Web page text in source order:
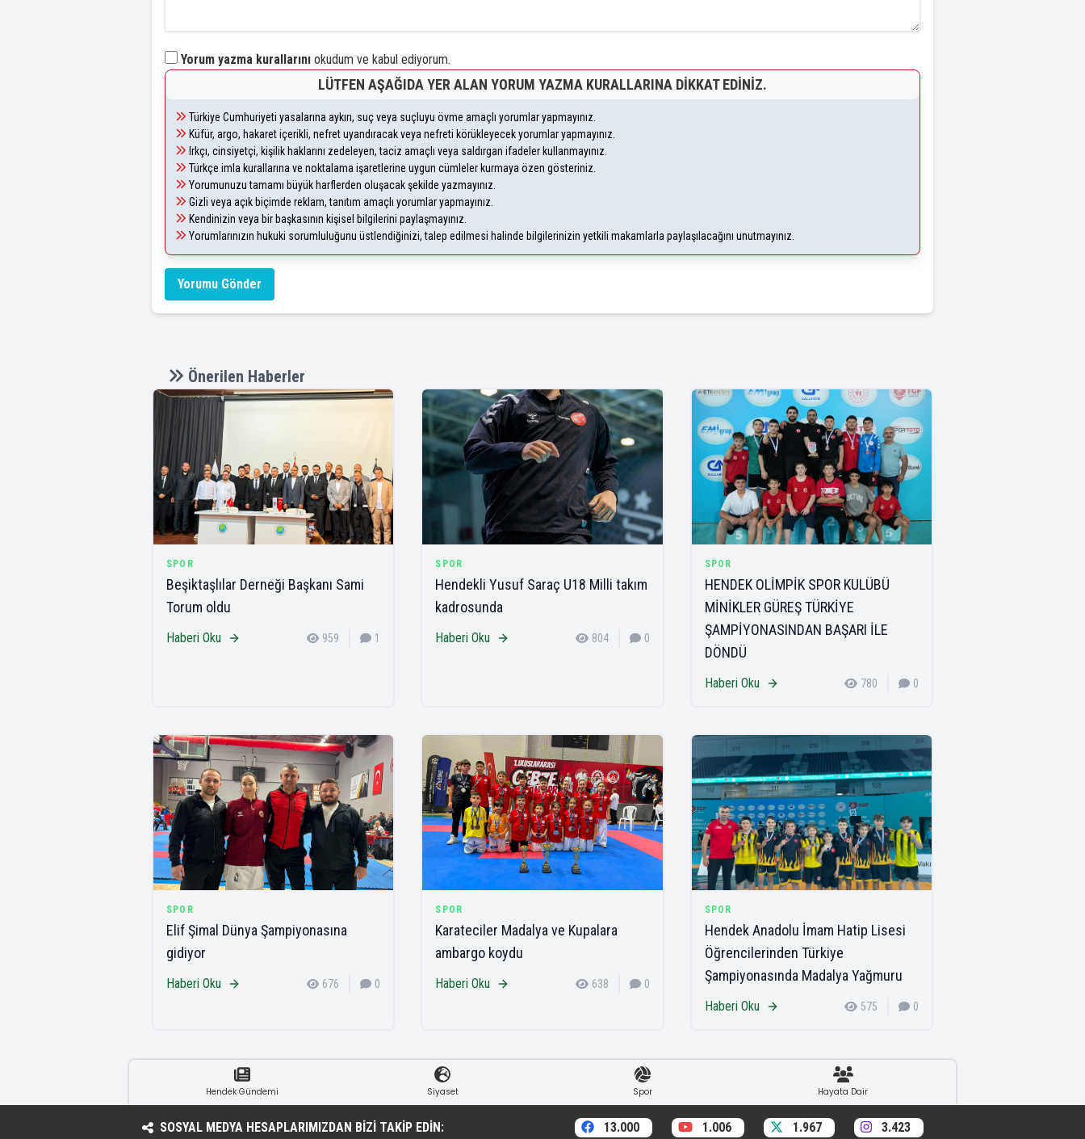
Yorum yazma kurallarını okudum ve kabul ediyorum.
LÜTFEN AŞAĞIDA YER ALAN YORUM YAZMA KURALLARINA DIKKAT EDINIZ.
Türkiye Cumhuriyeti yasalarına aykırı, suç veya suçluyu övme amaçlı yorumlar yapmayınız.
Küfür, argo, hakaret içerikli, nefret uyandıracak veya nefreti körükleyecek yorumlar yapmayınız.
Irkçı, cinsiyetçi, kişilik haklarını zedeleyen, taciz amaçlı veya saldırgan ifadeler kullanmayınız.
Türkçe imla kurallarına ve noktalama işaretlerine uygun cümleler kurmaya özen gösteriniz.
Yorumunuzu tamamı büyük harflerden oluşacak şekilde yazmayınız.
Gizli veya açık biçimde reklam, tanıtım amaçlı yorumlar yapmayınız.
Kendinizin veya bir başkasının kişisel bilgilerini paylaşmayınız.
Yorumlarınızın hukuki sorumluluğunu üstlendiğinizi, talep edilmesi halinde bilgilerinizin yetkili makamlarla paylaşılacağını unutmayınız.
Yorumu Gönder
Önerilen Haberler
SPOR
Beşiktaşlılar Derneği Başkanı Sami
Torum oldu
Haberi Oku 959 1
SPOR
Hendekli Yusuf Saraç U18 Milli takım
kadrosunda
Haberi Oku 804 0
SPOR
HENDEK OLİMPİK SPOR KULÜBÜ
MİNİKLER GÜREŞ TÜRKİYE
ŞAMPİYONASINDAN BAŞARI İLE
DÖNDÜ
Haberi Oku 780 0
SPOR
Elif Şimal Dünya Şampiyonasına
gidiyor
Haberi Oku 676 0
SPOR
Karateciler Madalya ve Kupalara
ambargo koydu
Haberi Oku 638 0
SPOR
Hendek Anadolu İmam Hatip Lisesi
Öğrencilerinden Türkiye
Şampiyonasında Madalya Yağmuru
Haberi Oku 575 0
Hendek Gündemi Siyaset Spor Hayata Dair
SOSYAL MEDYA HESAPLARIMIZDAN BIZI TAKIP EDIN: 13.000 1.006 1.967 3.423